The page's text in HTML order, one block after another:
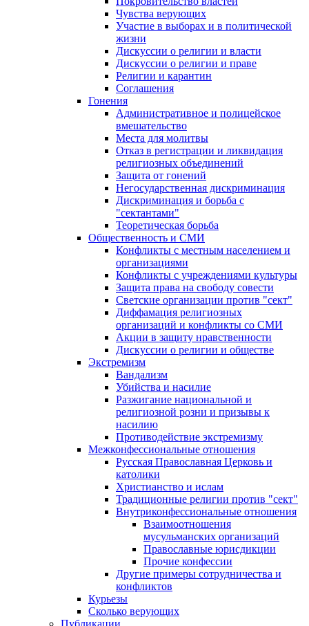
Чувства верующих
Участие в выборах и в политической
жизни
Дискуссии о религии и власти
Дискуссии о религии и праве
Религии и карантин
Соглашения
Гонения
Административное и полицейское
вмешательство
Места для молитвы
Отказ в регистрации и ликвидация
религиозных объединений
Защита от гонений
Негосударственная дискриминация
Дискриминация и борьба с
"сектантами"
Теоретическая борьба
Общественность и СМИ
Конфликты с местным населением и
организациями
Конфликты с учреждениями культуры
Защита права на свободу совести
Светские организации против "сект"
Диффамация религиозных
организаций и конфликты со СМИ
Акции в защиту нравственности
Дискуссии о религии и обществе
Экстремизм
Вандализм
Убийства и насилие
Разжигание национальной и
религиозной розни и призывы к
насилию
Противодействие экстремизму
Межконфессиональные отношения
Русская Православная Церковь и
католики
Христианство и ислам
Традиционные религии против "сект"
Внутриконфессиональные отношения
Взаимоотношения
мусульманских организаций
Православные юрисдикции
Прочие конфессии
Другие примеры сотрудничества и
конфликтов
Курьезы
Сколько верующих